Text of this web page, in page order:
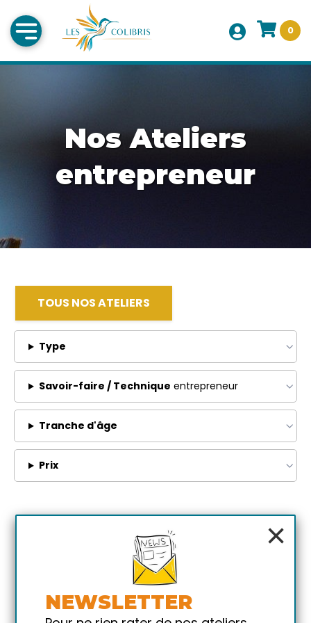
0
Nos Ateliers
entrepreneur
TOUS NOS ATELIERS
Type
Savoir-faire / Technique entrepreneur
Tranche d'âge
Prix
×
NEWSLETTER